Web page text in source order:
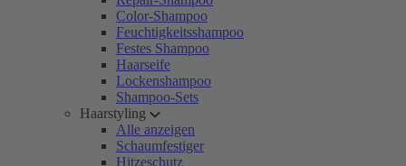
Color-Shampoo
Feuchtigkeitsshampoo
Festes Shampoo
Haarseife
Lockenshampoo
Shampoo-Sets
Haarstyling
Alle anzeigen
Schaumfestiger
Hitzeschutz